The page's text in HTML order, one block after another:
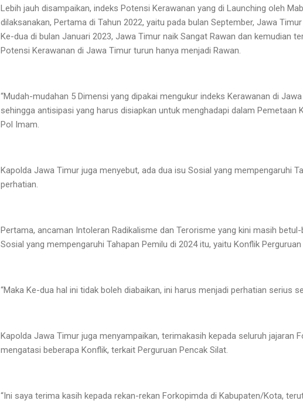
Lebih jauh disampaikan, indeks Potensi Kerawanan yang di Launching oleh
dilaksanakan, Pertama di Tahun 2022, yaitu pada bulan September, Jawa
Ke-dua di bulan Januari 2023, Jawa Timur naik Sangat Rawan dan kemudian
Potensi Kerawanan di Jawa Timur turun hanya menjadi Rawan.
“Mudah-mudahan 5 Dimensi yang dipakai mengukur indeks Kerawanan di
sehingga antisipasi yang harus disiapkan untuk menghadapi dalam Pemetaan
Pol Imam.
Kapolda Jawa Timur juga menyebut, ada dua isu Sosial yang mempengaruhi
perhatian.
Pertama, ancaman Intoleran Radikalisme dan Terorisme yang kini masih
Sosial yang mempengaruhi Tahapan Pemilu di 2024 itu, yaitu Konflik Perguruan
“Maka Ke-dua hal ini tidak boleh diabaikan, ini harus menjadi perhatian serius
Kapolda Jawa Timur juga menyampaikan, terimakasih kepada seluruh jajaran
mengatasi beberapa Konflik, terkait Perguruan Pencak Silat.
“Ini saya terima kasih kepada rekan-rekan Forkopimda di Kabupaten/Kota,